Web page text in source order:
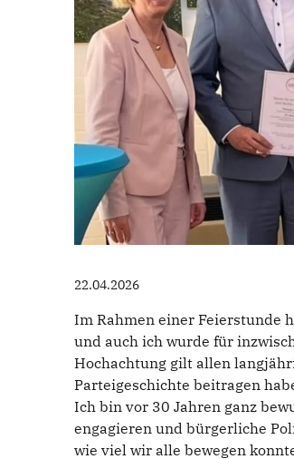
22.04.2026
Im Rahmen einer Feierstunde
und auch ich wurde für
Hochachtung gilt allen
Parteigeschichte beitragen
Ich bin vor 30 Jahren ganz
engagieren und bürgerliche
wie viel wir alle bewegen